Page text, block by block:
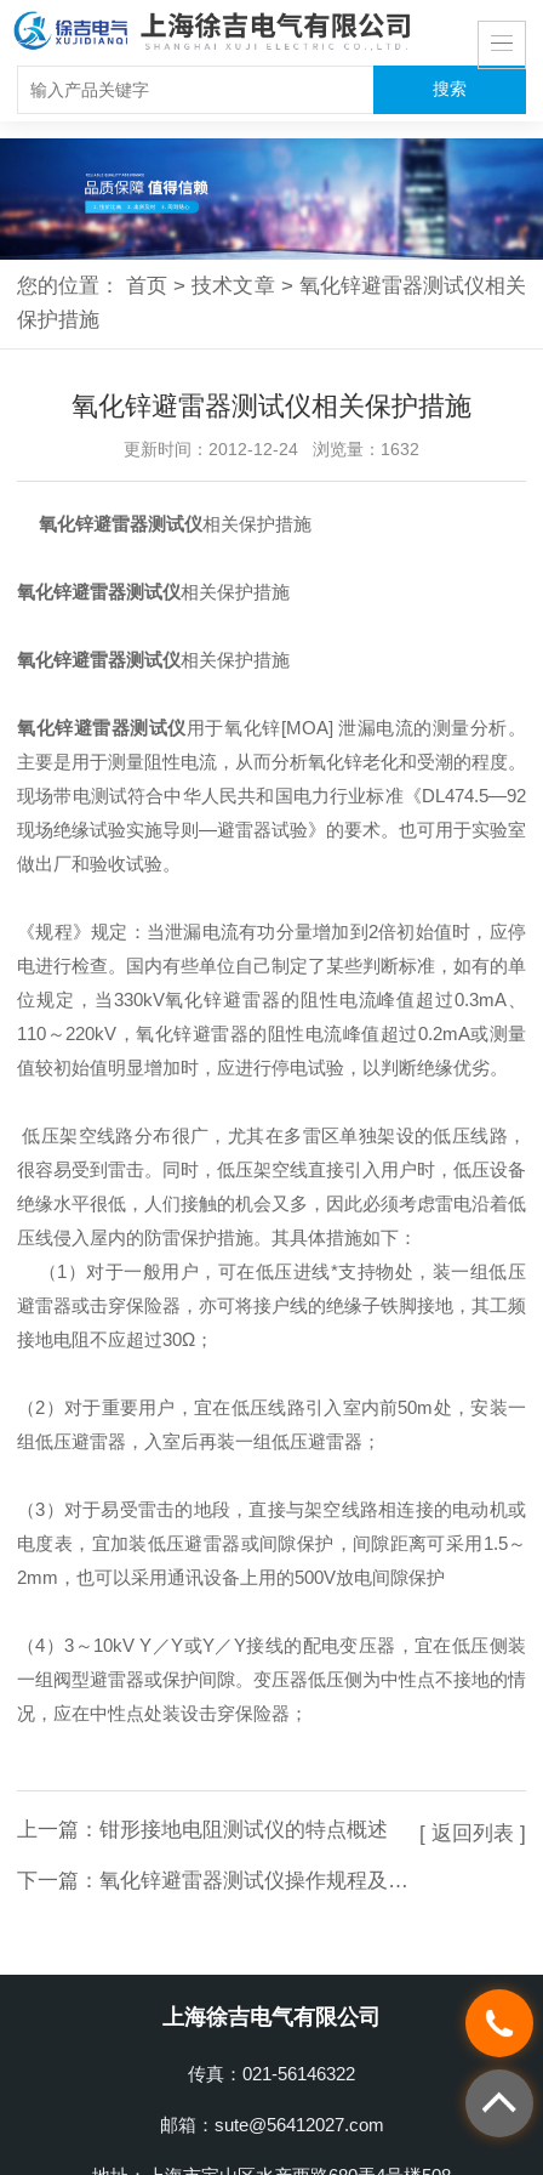
您的位置：首页 > 技术文章 > 氧化锌避雷器测试仪相关
保护措施
氧化锌避雷器测试仪相关保护措施
更新时间：2012-12-24 浏览量：1632
氧化锌避雷器测试仪相关保护措施
氧化锌避雷器测试仪相关保护措施
氧化锌避雷器测试仪相关保护措施
氧化锌避雷器测试仪 用于氧化锌[MOA] 泄漏电流的测量分析。
主要是用于测量阻性电流，从而分析氧化锌老化和受潮的程度。
现场带电测试符合中华人民共和国电力行业标准《DL474.5—92
现场绝缘试验实施导则—避雷器试验》的要术。也可用于实验室
做出厂和验收试验。
《规程》规定：当泄漏电流有功分量增加到2倍初始值时，应停
电进行检查。国内有些单位自己制定了某些判断标准，如有的单
位规定，当330kV氧化锌避雷器的阻性电流峰值超过0.3mA、
110～220kV，氧化锌避雷器的阻性电流峰值超过0.2mA或测量
值较初始值明显增加时，应进行停电试验，以判断绝缘优劣。
低压架空线路分布很广，尤其在多雷区单独架设的低压线路，
很容易受到雷击。同时，低压架空线直接引入用户时，低压设备
绝缘水平很低，人们接触的机会又多，因此必须考虑雷电沿着低
压线侵入屋内的防雷保护措施。其具体措施如下：
（1）对于一般用户，可在低压进线*支持物处，装一组低压
避雷器或击穿保险器，亦可将接户线的绝缘子铁脚接地，其工频
接地电阻不应超过30Ω；
（2）对于重要用户，宜在低压线路引入室内前50m处，安装一
组低压避雷器，入室后再装一组低压避雷器；
（3）对于易受雷击的地段，直接与架空线路相连接的电动机或
电度表，宜加装低压避雷器或间隙保护，间隙距离可采用1.5～
2mm，也可以采用通讯设备上用的500V放电间隙保护
（4）3～10kV Y／Y或Y／Y接线的配电变压器，宜在低压侧装
一组阀型避雷器或保护间隙。变压器低压侧为中性点不接地的情
况，应在中性点处装设击穿保险器；
上一篇： 钳形接地电阻测试仪的特点概述
下一篇： 氧化锌避雷器测试仪操作规程及简易故障处理
[ 返回列表 ]
上海徐吉电气有限公司
传真：021-56146322
邮箱：sute@56412027.com